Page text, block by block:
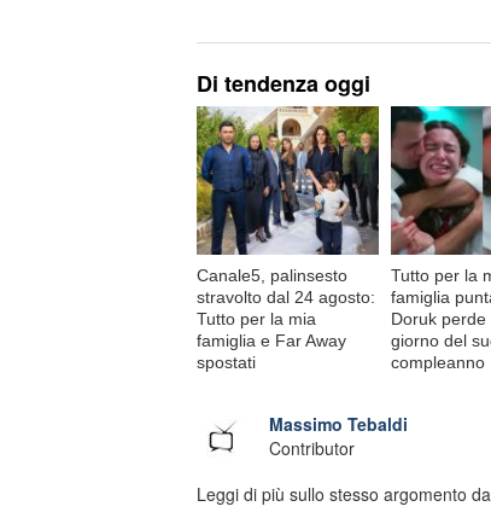
Di tendenza oggi
Canale5, palinsesto
stravolto dal 24 agosto:
Tutto per la mia
famiglia e Far Away
spostati
Tutto per la
famiglia
Doruk perde
giorno del
compleanno
Massimo Tebaldi
Contributor
Leggi di più sullo stesso argomento